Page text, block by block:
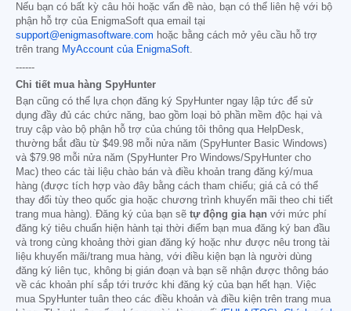
Nếu bạn có bất kỳ câu hỏi hoặc vấn đề nào, bạn có thể liên hệ với bộ
phận hỗ trợ của EnigmaSoft qua email tại
support@enigmasoftware.com hoặc bằng cách mở yêu cầu hỗ trợ
trên trang MyAccount của EnigmaSoft
------
Chi tiết mua hàng SpyHunter
Bạn cũng có thể lựa chọn đăng ký SpyHunter ngay lập tức để sử
dụng đầy đủ các chức năng, bao gồm loại bỏ phần mềm độc hại và
truy cập vào bộ phận hỗ trợ của chúng tôi thông qua HelpDesk,
thường bắt đầu từ $49.98 mỗi nửa năm (SpyHunter Basic Windows)
và $79.98 mỗi nửa năm (SpyHunter Pro Windows/SpyHunter cho
Mac) theo các tài liệu chào bán và điều khoản trang đăng ký/mua
hàng (được tích hợp vào đây bằng cách tham chiếu; giá cả có thể
thay đổi tùy theo quốc gia hoặc chương trình khuyến mãi theo chi tiết
trang mua hàng). Đăng ký của bạn sẽ tự động gia hạn với mức phí
đăng ký tiêu chuẩn hiện hành tại thời điểm bạn mua đăng ký ban đầu
và trong cùng khoảng thời gian đăng ký hoặc như được nêu trong tài
liệu khuyến mãi/trang mua hàng, với điều kiện bạn là người dùng
đăng ký liên tục, không bị gián đoạn và bạn sẽ nhận được thông báo
về các khoản phí sắp tới trước khi đăng ký của bạn hết hạn. Việc
mua SpyHunter tuân theo các điều khoản và điều kiện trên trang mua